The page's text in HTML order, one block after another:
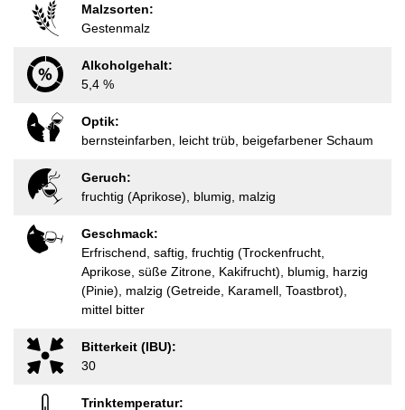
Malzsorten:
Gestenmalz
Alkoholgehalt:
5,4 %
Optik:
bernsteinfarben, leicht trüb, beigefarbener Schaum
Geruch:
fruchtig (Aprikose), blumig, malzig
Geschmack:
Erfrischend, saftig, fruchtig (Trockenfrucht,
Aprikose, süße Zitrone, Kakifrucht), blumig, harzig
(Pinie), malzig (Getreide, Karamell, Toastbrot),
mittel bitter
Bitterkeit (IBU):
30
Trinktemperatur: